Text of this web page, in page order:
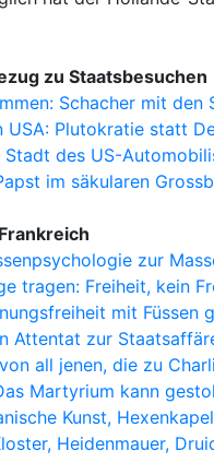
zu Staatsbesuchen
Schacher mit den
USA: Plutokratie statt
des US-
im säkularen
zur
tragen: Freiheit, kein
mit Füssen
Attentat zur
all jenen, die zu
Martyrium kann
Kunst,
Heidenmauer,